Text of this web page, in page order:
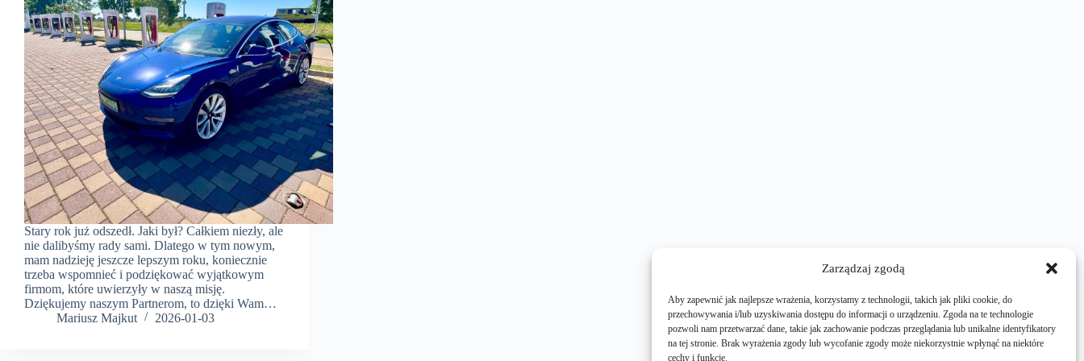
Zarządzaj zgodą
Aby zapewnić jak najlepsze wrażenia, korzystamy z technologii, takich jak pliki cookie, do
przechowywania i/lub uzyskiwania dostępu do informacji o urządzeniu. Zgoda na te technologie
pozwoli nam przetwarzać dane, takie jak zachowanie podczas przeglądania lub unikalne identyfikatory
na tej stronie. Brak wyrażenia zgody lub wycofanie zgody może niekorzystnie wpłynąć na niektóre
cechy i funkcje.
Stary rok już odszedł. Jaki był? Całkiem niezły, ale
nie dalibyśmy rady sami. Dlatego w tym nowym,
mam nadzieję jeszcze lepszym roku, koniecznie
trzeba wspomnieć i podziękować wyjątkowym
firmom, które uwierzyły w naszą misję.
Dziękujemy naszym Partnerom, to dzięki Wam…
Mariusz Majkut
2026-01-03